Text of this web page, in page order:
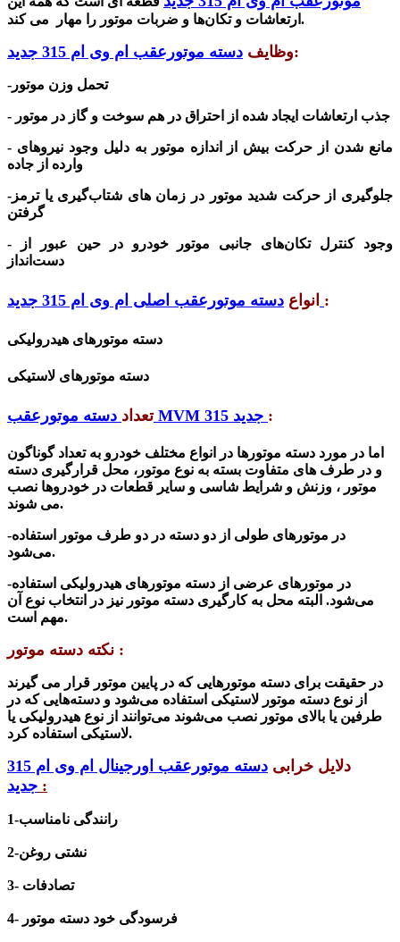
ارتعاشات و تکان‌ها و ضربات موتور را مهار می کند.
وظایف دسته موتورعقب ام وی ام 315 جدید :
-تحمل وزن موتور
- جذب ارتعاشات ایجاد شده از احتراق در هم سوخت و گاز در موتور
- مانع شدن از حرکت بیش از اندازه موتور به دلیل وجود نیروهای
وارده از جاده
-جلوگیری از حرکت شدید موتور در زمان های شتاب‌گیری یا ترمز
گرفتن
- وجود کنترل تکان‌های جانبی موتور خودرو در حین عبور از
دست‌انداز
انواع :
دسته موتورهای هیدرولیکی
دسته موتورهای لاستیکی
تعداد :
اما در مورد دسته موتورها در انواع مختلف خودرو به تعداد گوناگون
و در طرف های متفاوت بسته به نوع موتور، محل قرارگیری دسته
موتور ، وزنش و شرایط شاسی و سایر قطعات در خودروها نصب
می شوند.
-در موتورهای طولی از دو دسته در دو طرف موتور استفاده
می‌شود.
-در موتورهای عرضی از دسته موتورهای هیدرولیکی استفاده
می‌شود. البته محل به کارگیری دسته موتور نیز در انتخاب نوع آن
مهم است.
نکته دسته موتور :
در حقیقت برای دسته‌ موتورهایی که در پایین موتور قرار می گیرند
از نوع دسته موتور لاستیکی استفاده می‌شود و دسته‌هایی که در
طرفین یا بالای موتور نصب می‌شوند می‌توانند از نوع هیدرولیکی یا
لاستیکی استفاده کرد.
دلایل خرابی
دسته موتورعقب اورجینال ام وی ام 315
جدید :
3- تصادفات